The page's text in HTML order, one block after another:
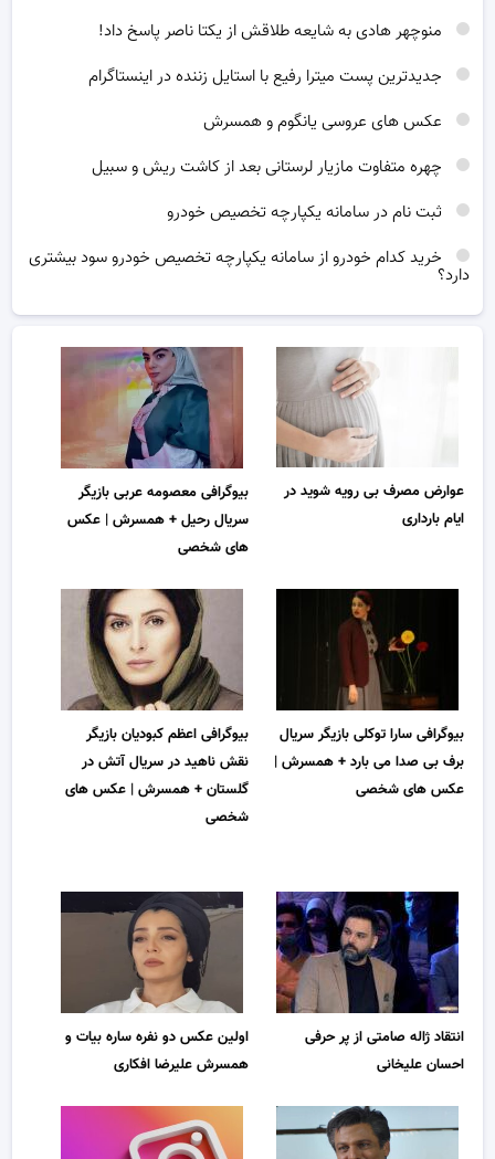
منوچهر هادی به شایعه طلاقش از یکتا ناصر پاسخ داد!
جدیدترین پست میترا رفیع با استایل زننده در اینستاگرام
عکس های عروسی یانگوم و همسرش
چهره متفاوت مازیار لرستانی بعد از کاشت ریش و سبیل
ثبت نام در سامانه یکپارچه تخصیص خودرو
خرید کدام خودرو از سامانه یکپارچه تخصیص خودرو سود بیشتری
دارد؟
عوارض مصرف بی رویه شوید در
ایام بارداری
بیوگرافی معصومه عربی بازیگر
سریال رحیل + همسرش | عکس
های شخصی
بیوگرافی سارا توکلی بازیگر سریال
برف بی صدا می بارد + همسرش |
عکس های شخصی
بیوگرافی اعظم کبودیان بازیگر
نقش ناهید در سریال آتش در
گلستان + همسرش | عکس های
شخصی
انتقاد ژاله صامتی از پر حرفی
احسان علیخانی
اولین عکس دو نفره ساره بیات و
همسرش علیرضا افکاری